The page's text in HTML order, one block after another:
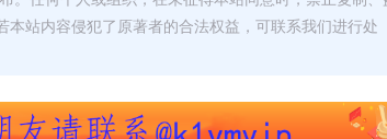
站内容侵犯了原著者的合法权益，可联系我们进行处